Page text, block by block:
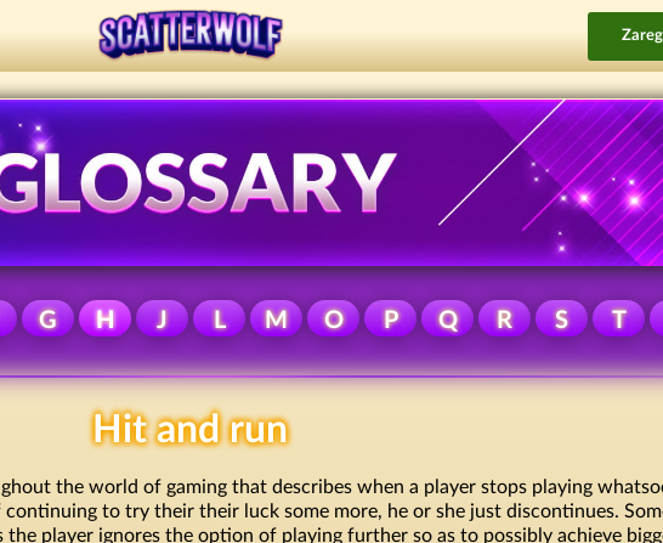
G H J L M O P Q R S T
Hit and run
the world of gaming that describes when a player stops playing
to try their their luck some more, he or she just discontinues.
player ignores the option of playing further so as to possibly achieve